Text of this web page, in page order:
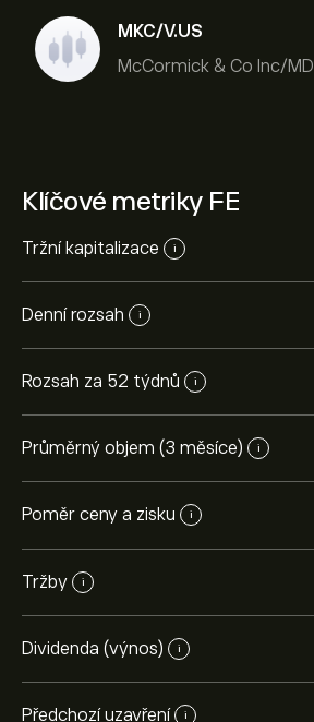
MKC/V.US
McCormick & Co Inc/MD
Klíčové metriky FE
Tržní kapitalizace i
Denní rozsah i
Rozsah za 52 týdnů i
Průměrný objem (3 měsíce) i
Poměr ceny a zisku i
Tržby i
Dividenda (výnos) i
Předchozí uzavření i